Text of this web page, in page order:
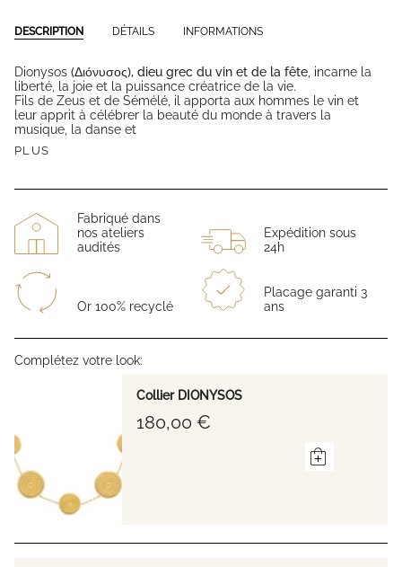
DESCRIPTION DÉTAILS INFORMATIONS
Dionysos (Διόνυσος), dieu grec du vin et de la fête , incarne la
liberté, la joie et la puissance créatrice de la vie.
Fils de Zeus et de Sémélé, il apporta aux hommes le vin et
leur apprit à célébrer la beauté du monde à travers la
musique, la danse et
PLUS
Fabriqué dans
nos ateliers
audités
Expédition sous
24h
Or 100% recyclé
Placage garanti 3
ans
Complétez votre look:
Collier DIONYSOS
180,00 €